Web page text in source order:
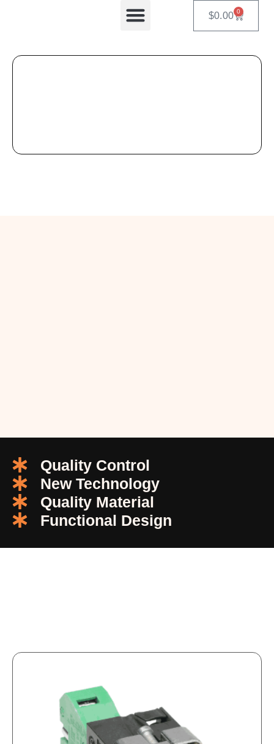
$0.00 0
Quality Control
New Technology
Quality Material
Functional Design